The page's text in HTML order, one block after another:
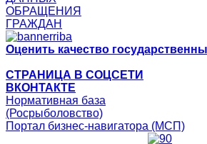
ОБРАЩЕНИЯ
ГРАЖДАН
Оценить качество
СТРАНИЦА В СОЦСЕТИ
ВКОНТАКТЕ
Нормативная база
(Росрыболовство)
Портал бизнес-навигатора (МСП)